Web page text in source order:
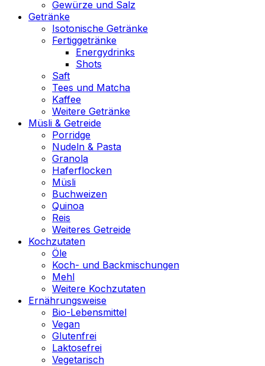
Gewürze und Salz
Getränke
Isotonische Getränke
Fertiggetränke
Energydrinks
Shots
Saft
Tees und Matcha
Kaffee
Weitere Getränke
Müsli & Getreide
Porridge
Nudeln & Pasta
Granola
Haferflocken
Müsli
Buchweizen
Quinoa
Reis
Weiteres Getreide
Kochzutaten
Öle
Koch- und Backmischungen
Mehl
Weitere Kochzutaten
Ernährungsweise
Bio-Lebensmittel
Vegan
Glutenfrei
Laktosefrei
Vegetarisch